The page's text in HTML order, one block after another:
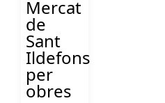
Mercat
de
Sant
Ildefons
per
obres